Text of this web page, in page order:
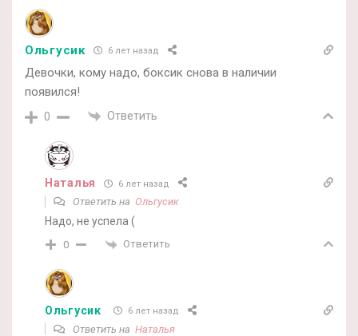
Ольгусик 6 лет назад
Девочки, кому надо, боксик снова в наличии
появился!
0 Ответить
Наталья 6 лет назад
Ответить на Ольгусик
Надо, не успела (
0 Ответить
Ольгусик 6 лет назад
Ответить на Наталья